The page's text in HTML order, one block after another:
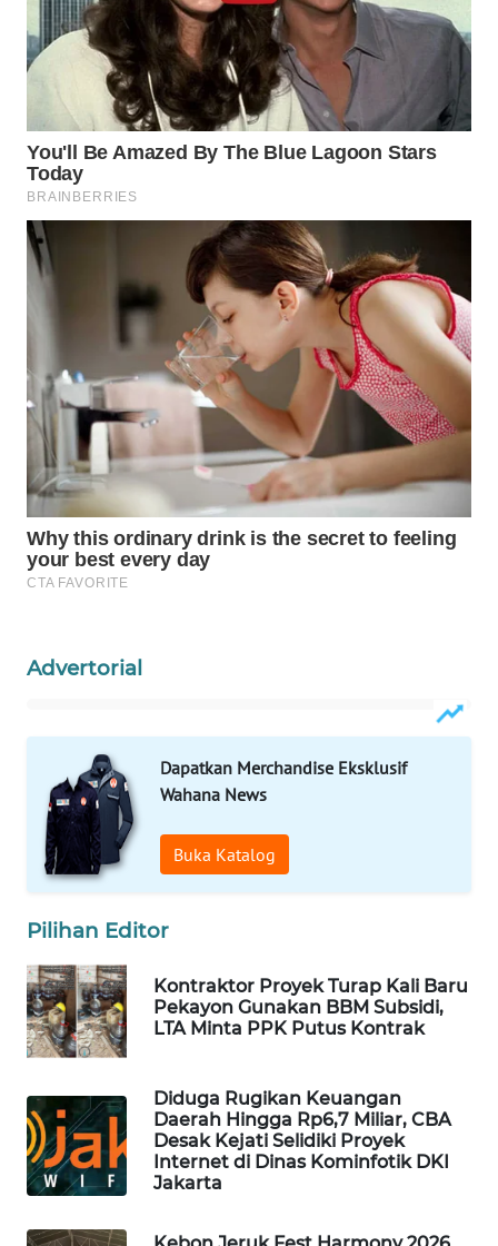
Advertorial
Dapatkan Merchandise Eksklusif
Wahana News
Buka Katalog
Pilihan Editor
Kontraktor Proyek Turap Kali Baru
Pekayon Gunakan BBM Subsidi,
LTA Minta PPK Putus Kontrak
Diduga Rugikan Keuangan
Daerah Hingga Rp6,7 Miliar, CBA
Desak Kejati Selidiki Proyek
Internet di Dinas Kominfotik DKI
Jakarta
WAHANA
PERSONA
WAHANA
OTOMOTIF
LAPAK
WAHANA
Wahana
Network
KONSUMEN
LISTRIK
KELISTRIKAN
MAWAKA
ID
MARTABAT
PLN
WATCH
MKLI
LPKKI
LKKI
KOPEKLIN